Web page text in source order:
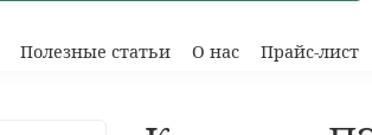
Полезные статьи О нас Прайс-лист